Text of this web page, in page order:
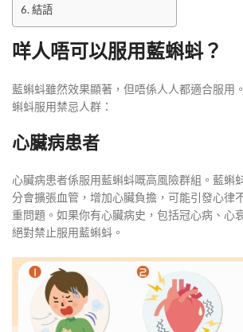
結語
咩人唔可以服用藍蝌蚪？
藍蝌蚪雖然效果顯著，但唔係人人都適合服用
蝌蚪服用禁忌人群：
心臟病患者
心臟病患者係服用藍蝌蚪嘅高風險群組。藍蝌
分會擴張血管，增加心臟負擔，可能引發心律
重問題。如果你有心臟病史，包括冠心病、心
絕對禁止服用藍蝌蚪。